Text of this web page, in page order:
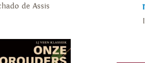
de Assis